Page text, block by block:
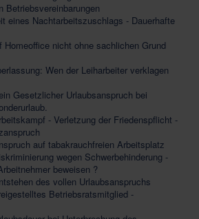
Betriebsvereinbarungen
eines Nachtarbeitszuschlags - Dauerhafte
Homeoffice nicht ohne sachlichen Grund
Wen der Leiharbeiter verklagen
Gesetzlicher Urlaubsanspruch bei
- Verletzung der Friedenspflicht -
auf tabakrauchfreien Arbeitsplatz
wegen Schwerbehinderung -
beweisen ?
des vollen Urlaubsanspruchs
Betriebsratsmitglied -